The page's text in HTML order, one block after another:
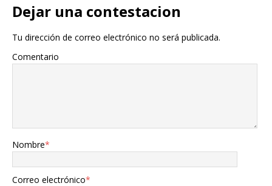
Dejar una contestacion
Tu dirección de correo electrónico no será publicada.
Comentario
Nombre*
Correo electrónico*